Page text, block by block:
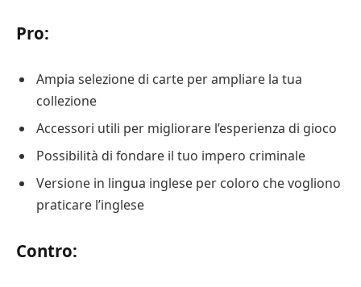
Pro:
Ampia selezione di carte per ampliare la tua
collezione
Accessori utili per migliorare l’esperienza di gioco
Possibilità di fondare il tuo impero criminale
Versione in lingua inglese per coloro che vogliono
praticare l’inglese
Contro: